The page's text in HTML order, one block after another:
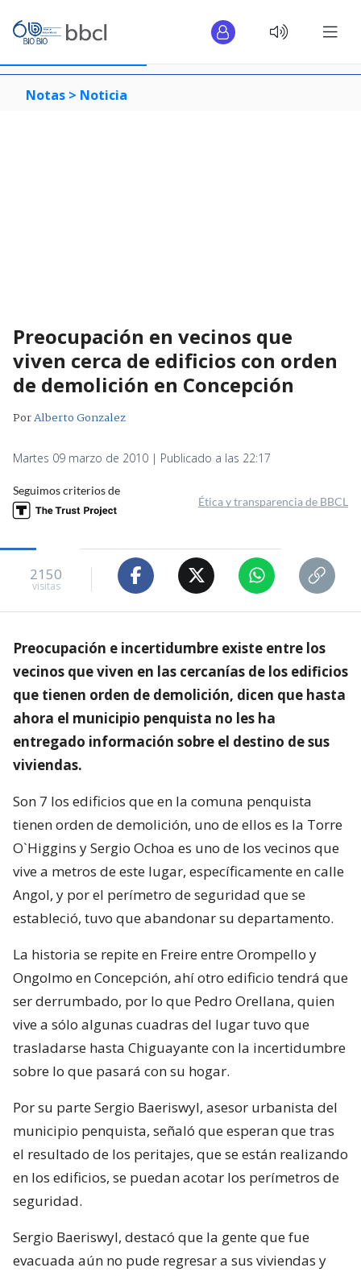
Notas > Noticia
Preocupación en vecinos que
viven cerca de edificios con orden
de demolición en Concepción
PorAlberto Gonzalez
Martes 09 marzo de 2010 | Publicado a las 22:17
Seguimos criterios de
Ética y transparencia de BBCL
2150
visitas
Preocupación e incertidumbre existe entre los
vecinos que viven en las cercanías de los edificios
que tienen orden de demolición, dicen que hasta
ahora el municipio penquista no les ha
entregado información sobre el destino de sus
viviendas.
Son 7 los edificios que en la comuna penquista
tienen orden de demolición, uno de ellos es la Torre
O`Higgins y Sergio Ochoa es uno de los vecinos que
vive a metros de este lugar, específicamente en calle
Angol, y por el perímetro de seguridad que se
estableció, tuvo que abandonar su departamento.
La historia se repite en Freire entre Orompello y
Ongolmo en Concepción, ahí otro edificio tendrá que
ser derrumbado, por lo que Pedro Orellana, quien
vive a sólo algunas cuadras del lugar tuvo que
trasladarse hasta Chiguayante con la incertidumbre
sobre lo que pasará con su hogar.
Por su parte Sergio Baeriswyl, asesor urbanista del
municipio penquista, señaló que esperan que tras
el resultado de los peritajes, que se están realizando
en los edificios, se puedan acotar los perímetros de
seguridad.
Sergio Baeriswyl, destacó que la gente que fue
evacuada aún no pude regresar a sus viviendas y